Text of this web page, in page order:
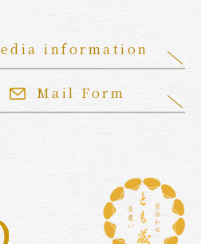
Mail Form
information